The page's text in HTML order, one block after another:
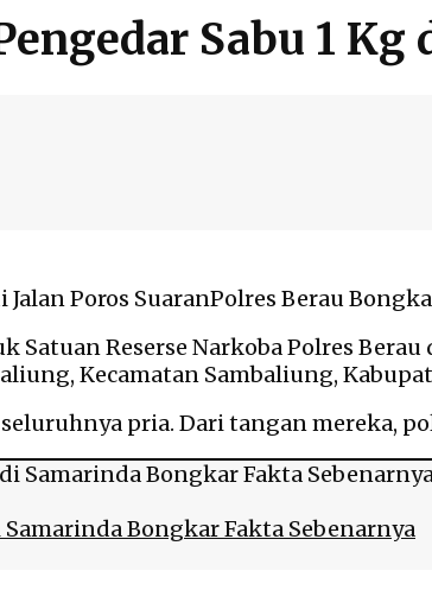
Sabu 1 Kg
Polres Berau
Reserse Narkoba Polres
Kecamatan Sambaliung,
seluruhnya pria. Dari tangan mereka,
Bongkar Fakta Sebenarnya